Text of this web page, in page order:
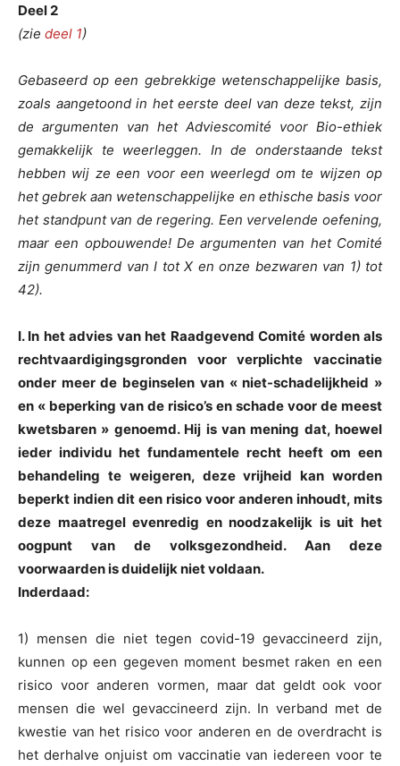
Deel 2
(zie deel 1)
Gebaseerd op een gebrekkige wetenschappelijke basis,
zoals aangetoond in het eerste deel van deze tekst, zijn
de argumenten van het Adviescomité voor Bio-ethiek
gemakkelijk te weerleggen. In de onderstaande tekst
hebben wij ze een voor een weerlegd om te wijzen op
het gebrek aan wetenschappelijke en ethische basis voor
het standpunt van de regering. Een vervelende oefening,
maar een opbouwende! De argumenten van het Comité
zijn genummerd van I tot X en onze bezwaren van 1) tot
42).
I. In het advies van het Raadgevend Comité worden als
rechtvaardigingsgronden voor verplichte vaccinatie
onder meer de beginselen van « niet-schadelijkheid »
en « beperking van de risico’s en schade voor de meest
kwetsbaren » genoemd. Hij is van mening dat, hoewel
ieder individu het fundamentele recht heeft om een
behandeling te weigeren, deze vrijheid kan worden
beperkt indien dit een risico voor anderen inhoudt, mits
deze maatregel evenredig en noodzakelijk is uit het
oogpunt van de volksgezondheid. Aan deze
voorwaarden is duidelijk niet voldaan.
Inderdaad:
1) mensen die niet tegen covid-19 gevaccineerd zijn,
kunnen op een gegeven moment besmet raken en een
risico voor anderen vormen, maar dat geldt ook voor
mensen die wel gevaccineerd zijn. In verband met de
kwestie van het risico voor anderen en de overdracht is
het derhalve onjuist om vaccinatie van iedereen voor te